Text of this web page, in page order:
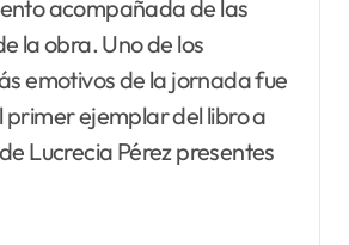
acompañada de las
la obra. Uno de los
emotivos de la jornada fue
primer ejemplar del libro a
Lucrecia Pérez presentes